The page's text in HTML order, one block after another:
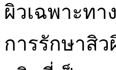
ผิวเฉพาะท
การรักษาสิ